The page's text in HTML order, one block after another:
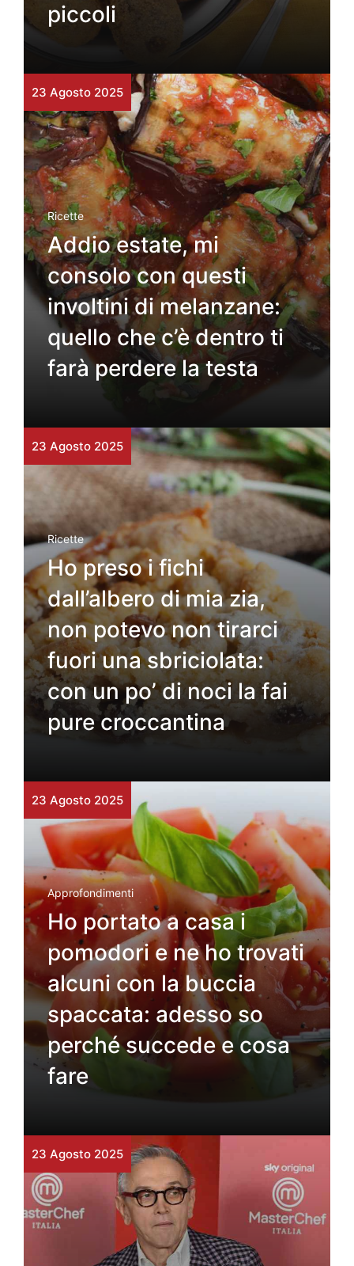
piccoli
23 Agosto 2025
Ricette
Addio estate, mi
consolo con questi
involtini di melanzane:
quello che c’è dentro ti
farà perdere la testa
23 Agosto 2025
Ricette
Ho preso i fichi
dall’albero di mia zia,
non potevo non tirarci
fuori una sbriciolata:
con un po’ di noci la fai
pure croccantina
23 Agosto 2025
Approfondimenti
Ho portato a casa i
pomodori e ne ho trovati
alcuni con la buccia
spaccata: adesso so
perché succede e cosa
fare
23 Agosto 2025